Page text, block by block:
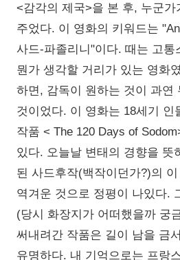
<감각의 제국>을 본 후, 누군가
주었다. 이 영화의 키워드는
사드-파졸리니"이다. 때는 고통
뭔가 생각할 거리가 있는 영화
하면, 감독이 원하는 것이 과연
것이었다. 이 영화는 18세기 인
작품 < The 120 Days of
있다. 오늘날 변태의 경향을 뜻
된 사드후작(백작이던가?)의
역겨운 것으로 정평이 나있다.
(당시 화장지가 어떠했을까 궁
써내려간 작품은 길이 남을 금
유명하다. 내 기억으로는 프랑